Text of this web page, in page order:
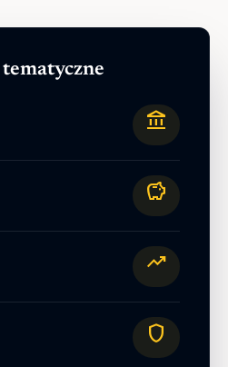
account_balance
savings
trending_up
shield